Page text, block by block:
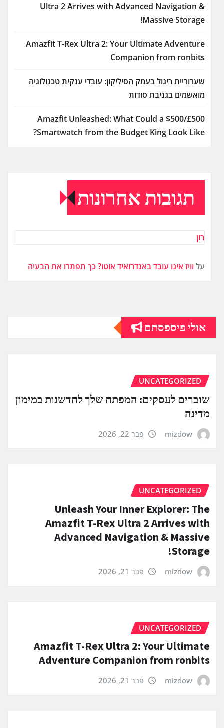
Ultra 2 Arrives with Advanced Navigation &
Massive Storage!
Amazfit T-Rex Ultra 2: Your Ultimate Adventure
Companion from ronbits
שערוריית ריגול בעמק הסיליקון: עובדי ענקית טכנולוגיה
מואשמים בגניבת סודות
Amazfit Unleashed: What Could a $500/£500
Smartwatch from the Budget King Look Like?
תגובות אחרונות
רון
עלוויז אינו עובד באנדרואיד אוטו? כך תפתרו את הבעיה
אולי פיספסתם
UNCATEGORIZED
שוברים לעסקים: המפתח שלך לחדשנות במימון
מדינה
mizdow פבר 22, 2026
UNCATEGORIZED
Unleash Your Inner Explorer: The
Amazfit T-Rex Ultra 2 Arrives with
Advanced Navigation & Massive
Storage!
mizdow פבר 21, 2026
UNCATEGORIZED
Amazfit T-Rex Ultra 2: Your Ultimate
Adventure Companion from ronbits
mizdow פבר 21, 2026